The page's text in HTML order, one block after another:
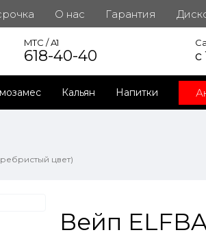
О нас Гарантия
MTC / A1
618-40-40 с
Кальян Напитки
цвет)
Вейп